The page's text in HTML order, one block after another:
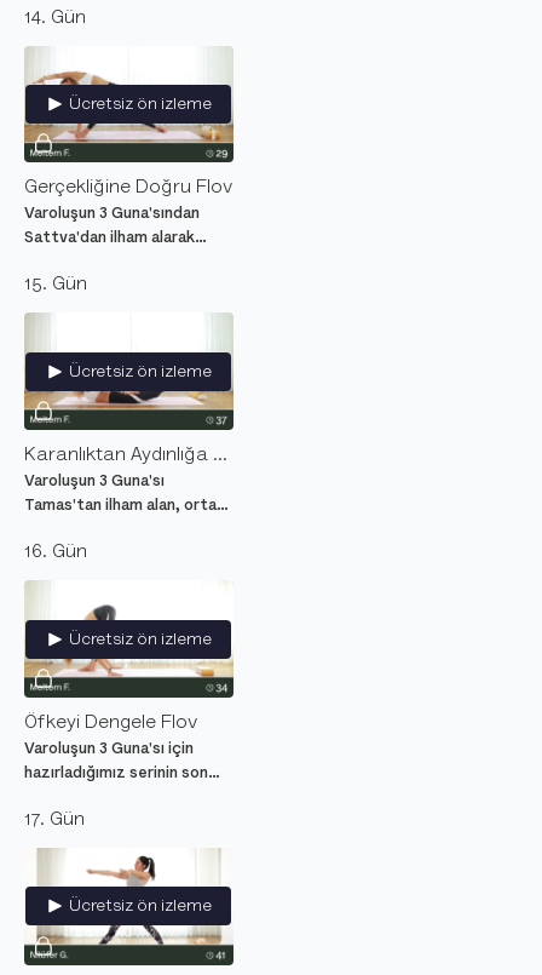
hayatın esintisiyle akış
içerisinde olmaya niyet
ederek hareket et.
14. Gün
Ücretsiz ön izleme
Gerçekliğine Doğru Flov
Varoluşun 3 Guna'sından
Sattva'dan ilham alarak
temalarını araştıran, kalp ile
nefesi birleştiren yoga
15. Gün
Ücretsiz ön izleme
Karanlıktan Aydınlığa Flov
Varoluşun 3 Guna'sı
Tamas'tan ilham alan, orta
ortaya çıkaran yoga dersi.
16. Gün
Ücretsiz ön izleme
Öfkeyi Dengele Flov
Varoluşun 3 Guna'sı için
hazırladığımız serinin son
alarak bir akış hazırladık.
17. Gün
Ücretsiz ön izleme